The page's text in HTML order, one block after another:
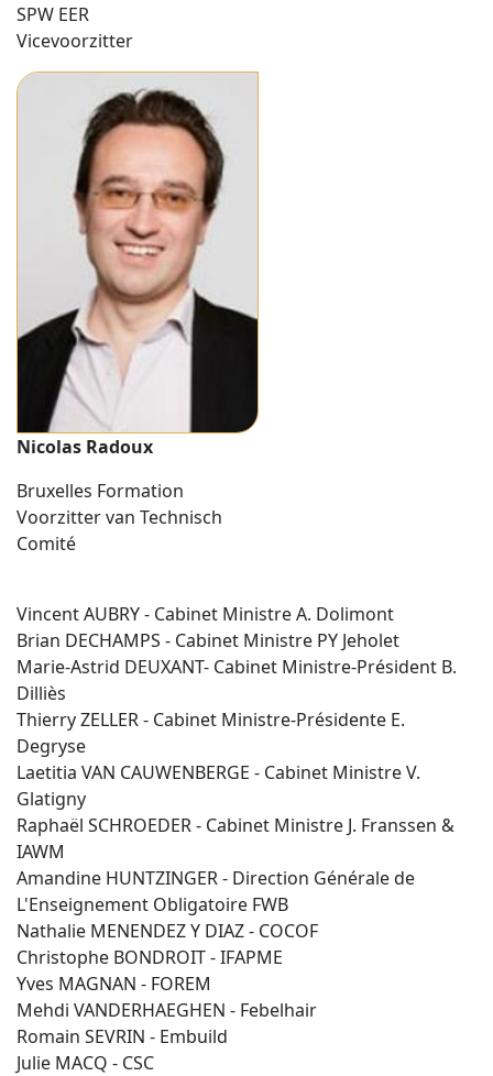
SPW EER
Vicevoorzitter
Nicolas Radoux
Bruxelles Formation
Voorzitter van Technisch
Comité
Vincent AUBRY - Cabinet Ministre A. Dolimont
Brian DECHAMPS - Cabinet Ministre PY Jeholet
Marie-Astrid DEUXANT- Cabinet Ministre-Président B.
Dilliès
Thierry ZELLER - Cabinet Ministre-Présidente E.
Degryse
Laetitia VAN CAUWENBERGE - Cabinet Ministre V.
Glatigny
Raphaël SCHROEDER - Cabinet Ministre J. Franssen &
IAWM
Amandine HUNTZINGER - Direction Générale de
L'Enseignement Obligatoire FWB
Nathalie MENENDEZ Y DIAZ - COCOF
Christophe BONDROIT - IFAPME
Yves MAGNAN - FOREM
Mehdi VANDERHAEGHEN - Febelhair
Romain SEVRIN - Embuild
Julie MACQ - CSC